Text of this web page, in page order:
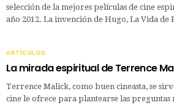
selección de la mejores películas de cine
año 2012. La invención de Hugo, La Vida de
ARTÍCULOS
La mirada espiritual de Terrence
Terrence Malick, como buen cineasta, se
cine le ofrece para plantearse las preguntas